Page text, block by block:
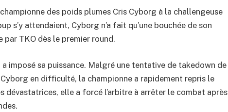
des poids plumes Cris Cyborg à la challengeuse
s’y attendaient, Cyborg n’a fait qu’une bouchée de son
TKO dès le premier round.
imposé sa puissance. Malgré une tentative de takedown de
en difficulté, la championne a rapidement repris le
dévastatrices, elle a forcé l’arbitre à arrêter le combat après